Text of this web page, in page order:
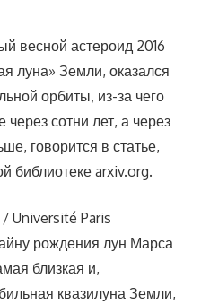
весной астероид 2016
луна» Земли, оказался
орбиты, из-за чего
сотни лет, а через
говорится в статье,
библиотеке arxiv.org.
Université Paris
рождения лун Марса
близкая и,
квазилуна Земли,